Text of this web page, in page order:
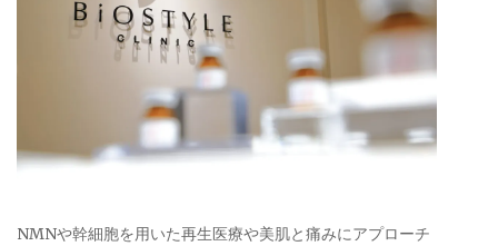
NMNや幹細胞を用いた再生医療や美肌と痛みにアプローチ